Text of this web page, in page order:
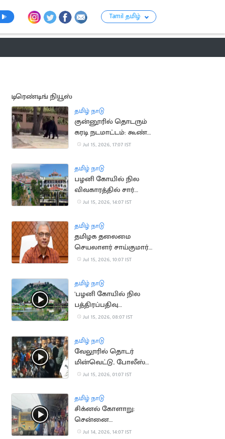
Tamil தமிழ்
டிரெண்டிங் நியூஸ்
தமிழ் நாடு
குன்னூரில் தொடரும்
கரடி நடமாட்டம்: கூண்டு
வைக்க பொதுமக்கள்
Jul 15, 2026, 17:07 IST
தமிழ் நாடு
பழனி கோயில் நில
விவகாரத்தில் சார்
பதிவாளர் கைதுக்கு
Jul 15, 2026, 14:07 IST
தமிழ் நாடு
தமிழக தலைமை
செயலாளர் சாய்குமார்
பதவிக்காலம் 6
Jul 15, 2026, 10:07 IST
தமிழ் நாடு
'பழனி கோயில் நில
பத்திரப்பதிவு
செல்லாது'.. நீதிமன்றம்
Jul 15, 2026, 08:07 IST
தமிழ் நாடு
வேலூரில் தொடர்
மின்வெட்டு.. போலீஸ்
பேச்சால் சர்ச்சை
Jul 15, 2026, 01:07 IST
தமிழ் நாடு
சிக்னல் கோளாறு:
சென்னை
கடற்கரையில் புறநகர்
Jul 14, 2026, 14:07 IST